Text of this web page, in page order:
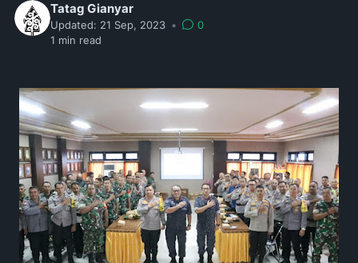
Tatag Gianyar
Updated: 21 Sep, 2023 •
0
1 min read